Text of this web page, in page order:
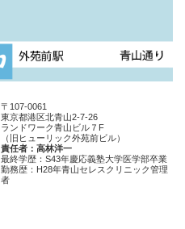
〒107-0061
東京都港区北青山2-7-26
ランドワーク青山ビル７F
（旧ヒューリック外苑前ビル）
責任者：高林洋一
最終学歴：S43年慶応義塾大学医学部卒業
勤務歴：H28年青山セレスクリニック管理
者